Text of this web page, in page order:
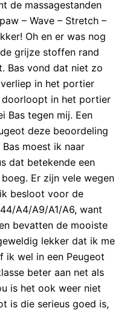
de massagestanden
– Wave – Stretch –
Oh en er was nog
grijze stoffen rand
Bas vond dat niet zo
in het portier
doorloopt in het portier
Bas tegen mij. Een
deze beoordeling
moest ik naar
dat betekende een
Er zijn vele wegen
besloot voor de
A4/A9/A1/A6, want
bevatten de mooiste
lekker dat ik me
ik wel in een Peugeot
beter aan net als
is het ook weer niet
is die serieus goed is,